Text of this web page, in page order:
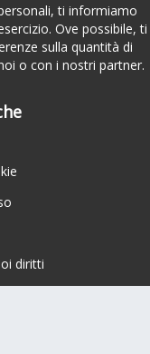
ti informiamo
Ove possibile, ti
sulla quantità di
o con i nostri partner.
diritti